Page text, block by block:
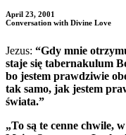
April 23, 2001
Conversation with Divine Love
Jezus: “Gdy mnie
staje się tabernakulum
bo jestem prawdziwie
tak samo, jak jestem
świata.”
„To są te cenne chwile,